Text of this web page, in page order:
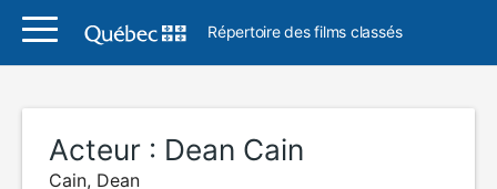
Répertoire des films classés
Acteur : Dean Cain
Cain, Dean